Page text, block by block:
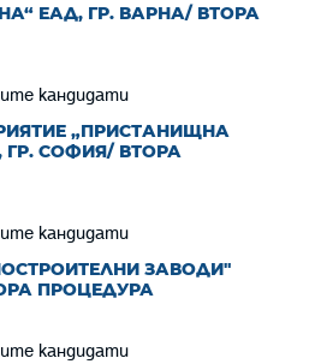
ЕАД, ГР. ВАРНА/ ВТОРА
кандидати
„ПРИСТАНИЩНА
ГР. СОФИЯ/ ВТОРА
кандидати
ЗАВОДИ"
ПРОЦЕДУРА
кандидати